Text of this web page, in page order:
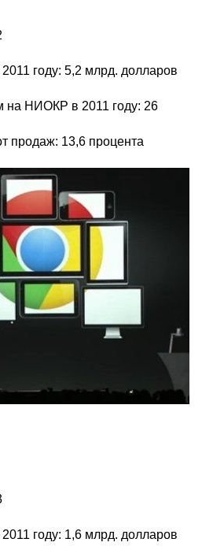
году: 5,2 млрд. долларов
на НИОКР в 2011 году: 26
продаж: 13,6 процента
году: 1,6 млрд. долларов